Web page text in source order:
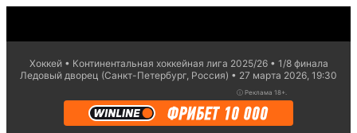
Хоккей Континентальная хоккейная лига 2025/26
1/8 финaла
Ледовый дворец (Санкт-Петербург, Россия)
27 марта 2026, 19:30
ⓘ Реклама 18+.